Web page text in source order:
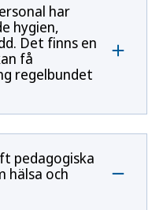
har
hygien,
Det finns en
få
regelbundet
pedagogiska
hälsa och